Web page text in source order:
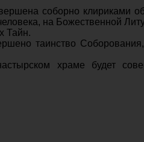
соборно клириками
на Божественной
Тайн.
таинство Соборования,
храме будет